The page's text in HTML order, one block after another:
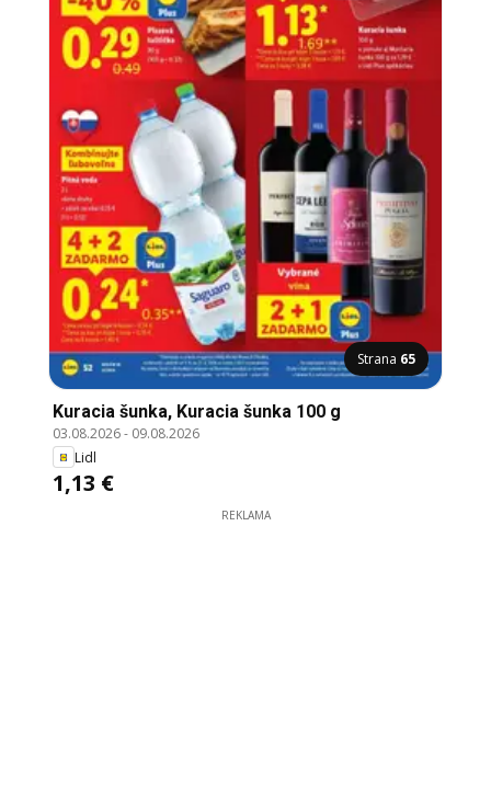
Strana 65
Kuracia šunka, Kuracia šunka 100 g
03.08.2026- 09.08.2026
Lidl
1,13 €
REKLAMA